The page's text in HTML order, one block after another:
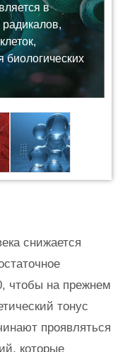
в
снижается
чтобы на прежнем
тонус
проявляться
которые